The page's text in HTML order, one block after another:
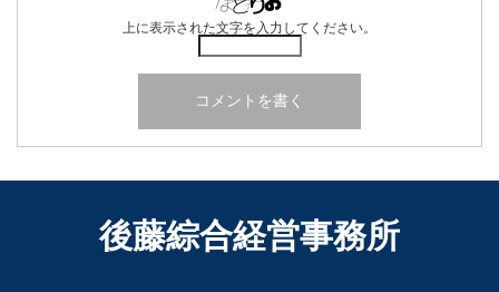
上に表示された文字を入力してください。
後藤綜合経営事務所